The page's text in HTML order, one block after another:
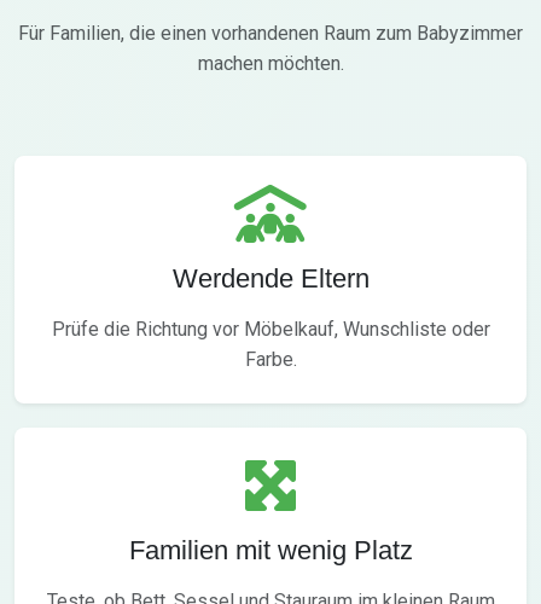
Für Familien, die einen vorhandenen Raum zum Babyzimmer
machen möchten.
Werdende Eltern
Prüfe die Richtung vor Möbelkauf, Wunschliste oder
Farbe.
Familien mit wenig Platz